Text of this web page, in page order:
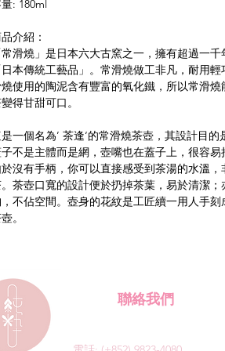
: 180ml
介紹：
常滑燒」是日本六大古窯之一，擁有超過一
日本傳統工藝品」。常滑燒做工非凡，耐用
使用的陶泥含有豐富的氧化鐵，所以常滑
得甘甜可口。
一個名為’ 茶逢‘的常滑燒茶壺，其設計目的
不是主體而是網，壺嘴也在蓋子上，很容易
沒有手柄，你可以直接感受到茶湯的水溫
茶壺口寬的設計便於扔掉茶葉，易於清潔
不佔空間。壺身的花紋是工匠續一用人手
。
聯絡我們